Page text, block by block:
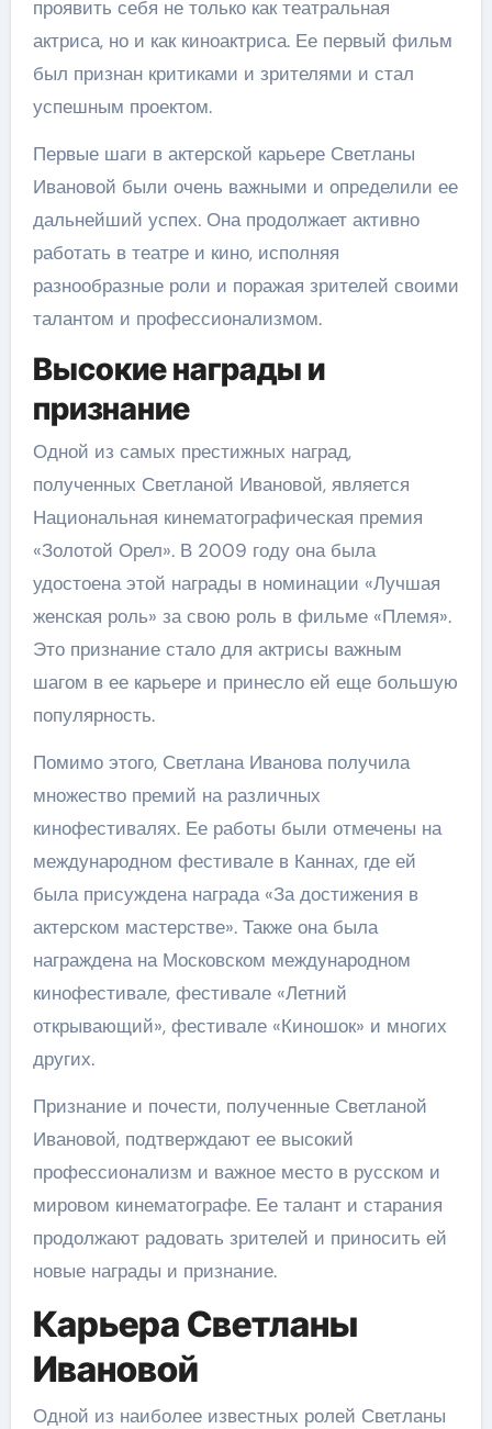
проявить себя не только как театральная
актриса, но и как киноактриса. Ее первый фильм
был признан критиками и зрителями и стал
успешным проектом.
Первые шаги в актерской карьере Светланы
Ивановой были очень важными и определили ее
дальнейший успех. Она продолжает активно
работать в театре и кино, исполняя
разнообразные роли и поражая зрителей своими
талантом и профессионализмом.
Высокие награды и
признание
Одной из самых престижных наград,
полученных Светланой Ивановой, является
Национальная кинематографическая премия
«Золотой Орел». В 2009 году она была
удостоена этой награды в номинации «Лучшая
женская роль» за свою роль в фильме «Племя».
Это признание стало для актрисы важным
шагом в ее карьере и принесло ей еще большую
популярность.
Помимо этого, Светлана Иванова получила
множество премий на различных
кинофестивалях. Ее работы были отмечены на
международном фестивале в Каннах, где ей
была присуждена награда «За достижения в
актерском мастерстве». Также она была
награждена на Московском международном
кинофестивале, фестивале «Летний
открывающий», фестивале «Киношок» и многих
других.
Признание и почести, полученные Светланой
Ивановой, подтверждают ее высокий
профессионализм и важное место в русском и
мировом кинематографе. Ее талант и старания
продолжают радовать зрителей и приносить ей
новые награды и признание.
Карьера Светланы
Ивановой
Одной из наиболее известных ролей Светланы